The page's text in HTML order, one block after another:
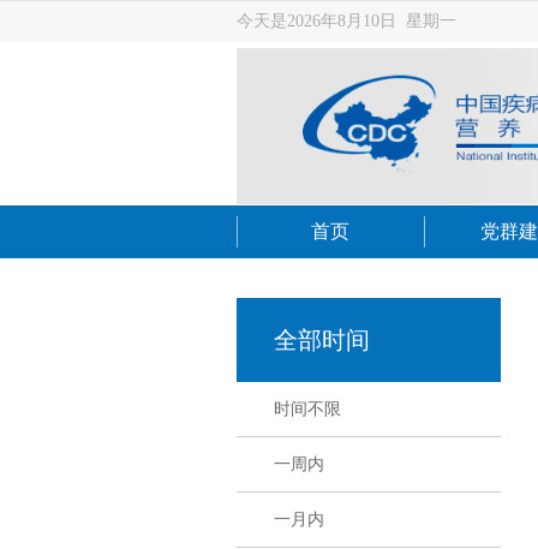
今天是2026年8月10日 星期一
首页 党群
全部时间
时间不限
一周内
一月内